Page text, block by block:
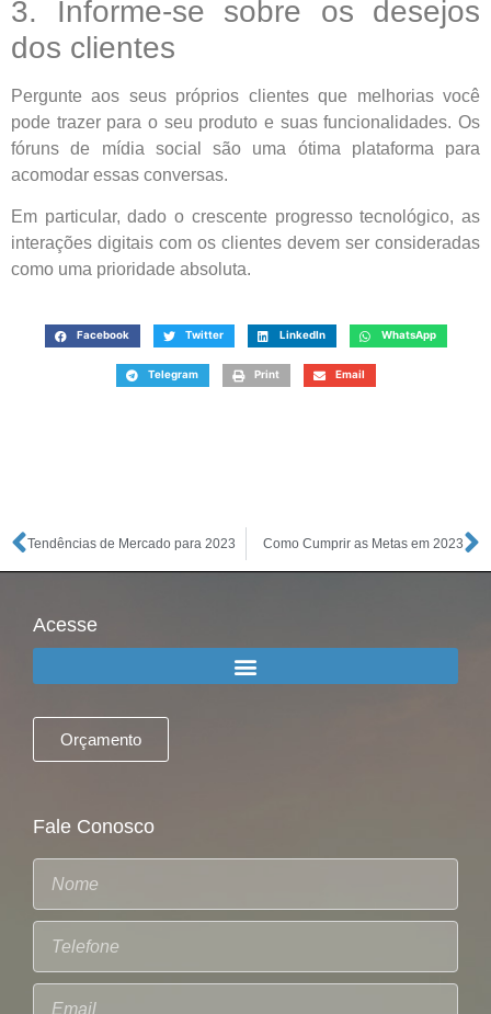
3. Informe-se sobre os desejos
dos clientes
Pergunte aos seus próprios clientes que melhorias você
pode trazer para o seu produto e suas funcionalidades. Os
fóruns de mídia social são uma ótima plataforma para
acomodar essas conversas.
Em particular, dado o crescente progresso tecnológico, as
interações digitais com os clientes devem ser consideradas
como uma prioridade absoluta.
Facebook Twitter LinkedIn WhatsApp
Telegram Print Email
Tendências de Mercado para 2023 Como Cumprir as Metas em 2023
Acesse
Orçamento
Fale Conosco